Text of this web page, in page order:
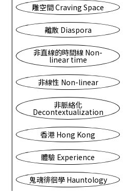
雕空間 Craving Space
離散 Diaspora
非直線的時間線 Non-
linear time
非線性 Non-linear
非脈絡化
Decontextualization
香港 Hong Kong
體驗 Experience
鬼魂徘徊學 Hauntology